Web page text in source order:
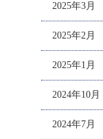
2025年3月
2025年2月
2025年1月
2024年10月
2024年7月